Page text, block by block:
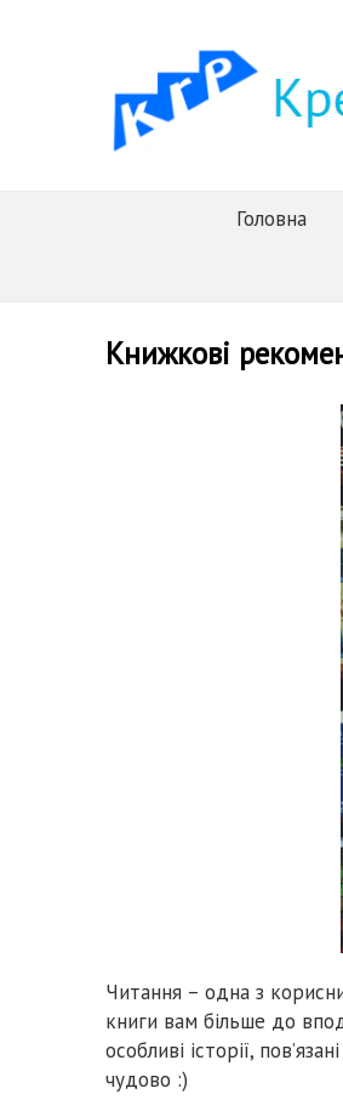
Головна
Книжкові
Читання – одна з
книги вам більше до
особливі історії,
чудово :)